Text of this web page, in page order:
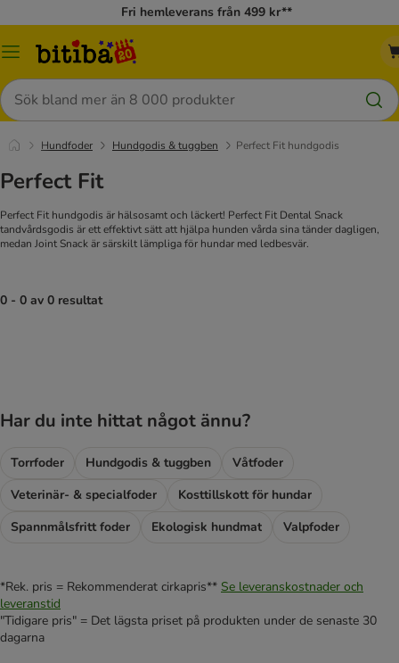
Fri hemleverans från 499 kr**
Meny
Sök
Hundfoder Hundgodis & tuggben Perfect Fit hundgodis
Perfect Fit
Perfect Fit hundgodis är hälsosamt och läckert! Perfect Fit Dental Snack
tandvårdsgodis är ett effektivt sätt att hjälpa hunden vårda sina tänder dagligen,
medan Joint Snack är särskilt lämpliga för hundar med ledbesvär.
0 - 0 av 0 resultat
Har du inte hittat något ännu?
Torrfoder Hundgodis & tuggben
Våtfoder
Veterinär- & specialfoder
Kosttillskott för hundar
Spannmålsfritt foder
Ekologisk hundmat Valpfoder
*Rek. pris = Rekommenderat cirkapris** Se leveranskostnader och
leveranstid
"Tidigare pris" = Det lägsta priset på produkten under de senaste 30
dagarna